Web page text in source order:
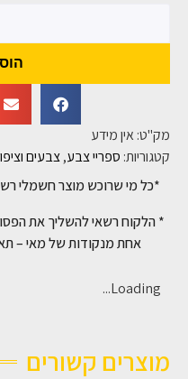
מק"ט: אין מידע
קטגוריות: ספריי צבע,צבעים
*כל מי שרוכש מוצר חשמלי
* הלקוח רשאי להשליך את
אחת מנקודות של מאי –
Loading...
מוצרים קשורים